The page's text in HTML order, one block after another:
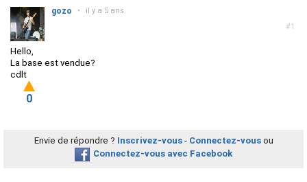
#1
gozo • il y a 5 ans
Hello,
La base est vendue?
cdlt
0
Envie de répondre ? Inscrivez-vous- Connectez-vousou
Connectez-vous avec Facebook